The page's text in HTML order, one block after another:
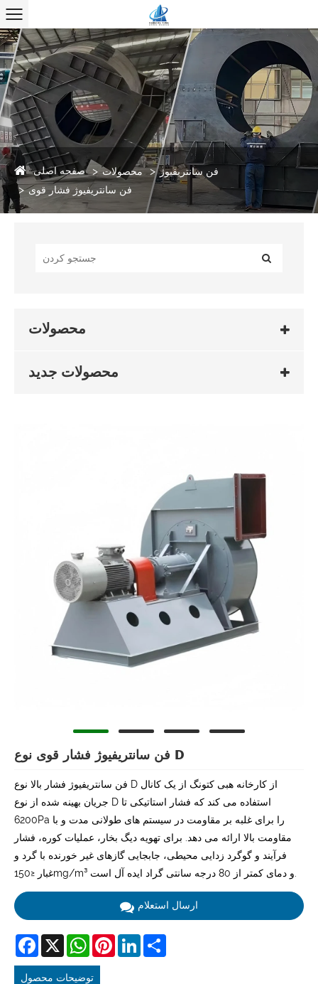
صفحه اصلی محصولات
فن سانتریفیوژ
فن سانتریفیوژ فشار قوی
محصولات
محصولات جدید
فن سانتریفیوژ فشار قوی نوع D
فن سانتریفیوژ فشار بالا نوع D از کارخانه هبی کتونگ از یک کانال
جریان بهینه شده از نوع D استفاده می کند که فشار استاتیکی تا
6200Pa را برای غلبه بر مقاومت در سیستم های طولانی مدت و با
مقاومت بالا ارائه می دهد. برای تهویه دیگ بخار، عملیات کوره، فشار
فرآیند و گوگرد زدایی محیطی، جابجایی گازهای غیر خورنده با گرد و
غبار ≤150mg/m³ و دمای کمتر از 80 درجه سانتی گراد ایده آل است.
ارسال استعلام
Facebook
X WhatsAppPinterestLinkedIn
توضیحات محصول